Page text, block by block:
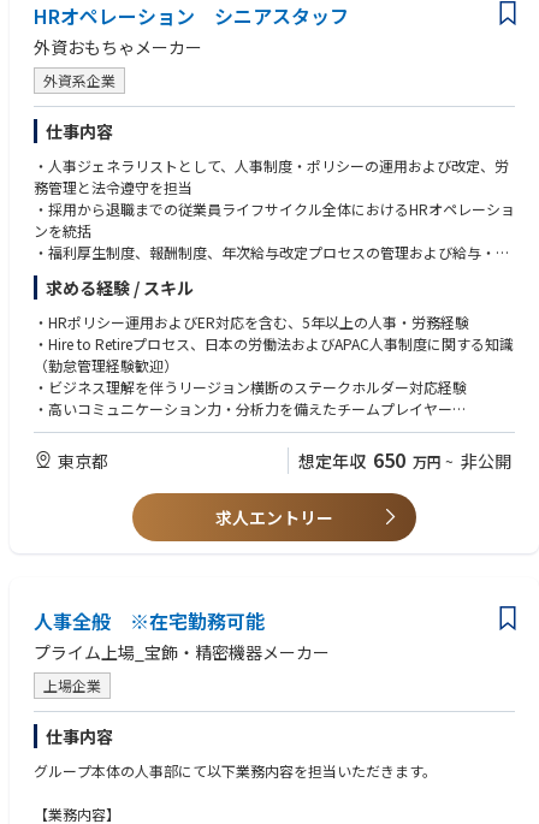
HRオペレーション シニアスタッフ
外資おもちゃメーカー
外資系企業
仕事内容
・人事ジェネラリストとして、人事制度・ポリシーの運用および改定、労
務管理と法令遵守を担当
・採用から退職までの従業員ライフサイクル全体におけるHRオペレーショ
ンを統括
・福利厚生制度、報酬制度、年次給与改定プロセスの管理および給与・人
事関連事務を担当
・従業員対応（Employee Relations）案件のサポートおよび人事関連プロ
ジェクトへの参画
・HRサービス運営担当として、Hire-to-Retireプロセスの定義・標準化・文
書化を推進
・福利厚生、研修、勤怠管理に関するHRサービスの実務および専門的対応
を実施
業務改善提案、ナレッジ整備、チームメンバーの育成を通じて、品質の高
いHRサービス提供を推進
求める経験 / スキル
・HRポリシー運用およびER対応を含む、5年以上の人事・労務経験
・Hire to Retireプロセス、日本の労働法およびAPAC人事制度に関する知識
（勤怠管理経験歓迎）
・ビジネス理解を伴うリージョン横断のステークホルダー対応経験
・高いコミュニケーション力・分析力を備えたチームプレイヤー
・MS Officeに習熟し、AI・業務自動化への関心を有すること
・日本語・英語ともにビジネスレベル以上の語学力
東京都 想定年収 650 万円 ~ 非公開
求人エントリー
人事全般 ※在宅勤務可能
プライム上場_宝飾・精密機器メーカー
上場企業
仕事内容
グループ本体の人事部にて以下業務内容を担当いただきます。
【業務内容】